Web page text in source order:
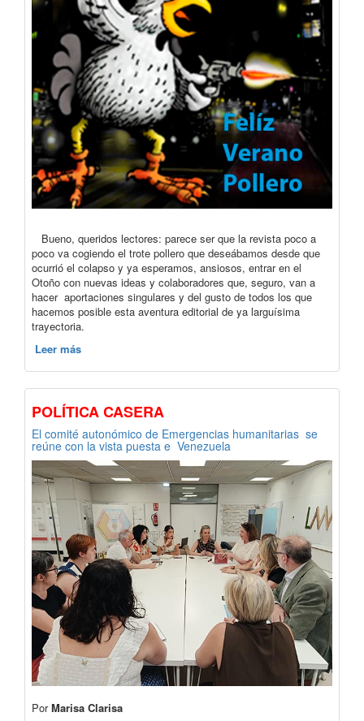
Bueno, queridos lectores: parece ser que la revista poco a
poco va cogiendo el trote pollero que deseábamos desde que
ocurrió el colapso y ya esperamos, ansiosos, entrar en el
Otoño con nuevas ideas y colaboradores que, seguro, van a
hacer aportaciones singulares y del gusto de todos los que
hacemos posible esta aventura editorial de ya larguísima
trayectoria.
Leer más
POLÍTICA CASERA
El comité autonómico de Emergencias humanitarias se
reúne con la vista puesta e Venezuela
PorMarisa Clarisa